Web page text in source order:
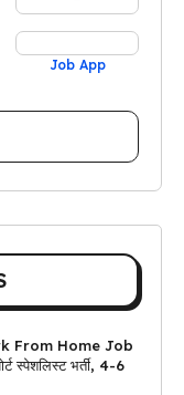
Job App
From Home Job
स्पेशलिस्ट भर्ती, 4-6